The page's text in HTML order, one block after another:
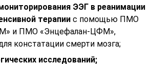
ЭЭГ в реанимации
терапии с помощью ПМО
и ПМО «Энцефалан-ЦФМ»,
констатации смерти мозга;
исследований;